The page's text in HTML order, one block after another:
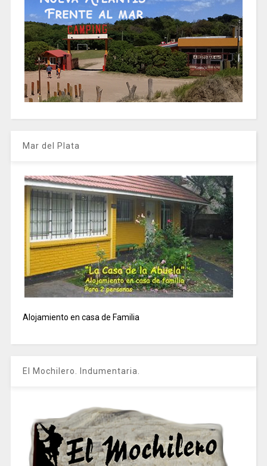
Mar del Plata
Alojamiento en casa de Familia
El Mochilero. Indumentaria.